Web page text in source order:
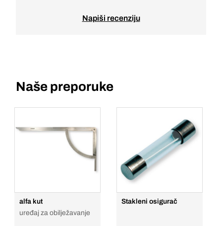
Napiši recenziju
Naše preporuke
alfa kut
uređaj za obilježavanje
Stakleni osigurač